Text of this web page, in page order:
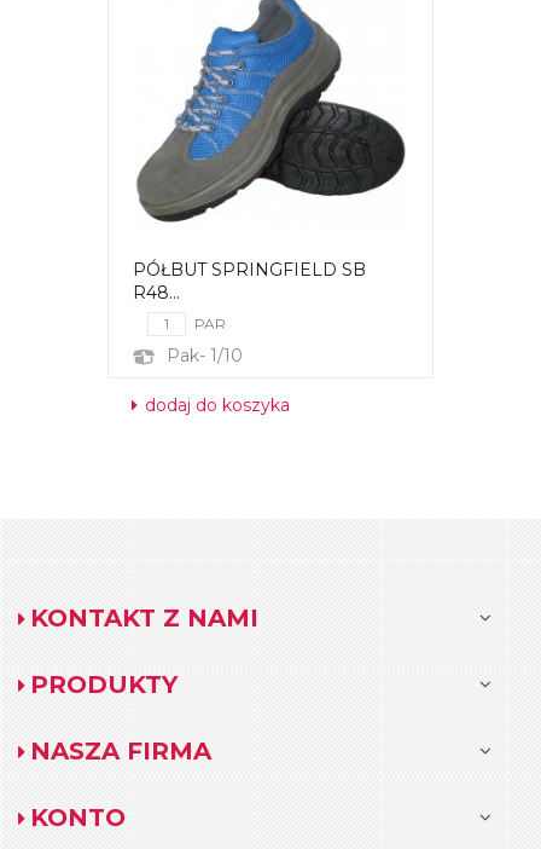
PÓŁBUT SPRINGFIELD SB
R48...
PAR
Pak- 1/10
dodaj do koszyka
KONTAKT Z NAMI
PRODUKTY
NASZA FIRMA
KONTO